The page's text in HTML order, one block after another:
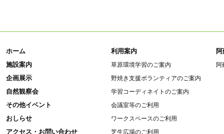
ホーム
施設案内
企画展示
自然観察会
その他イベント
おしらせ
アクセス・お問い合わせ
利用案内
草原環境学習のご案内
野焼き支援ボランティアのご案内
学習コーディネイトのご案内
会議室等のご利用
ワークスペースのご利用
芝生広場のご利用
阿